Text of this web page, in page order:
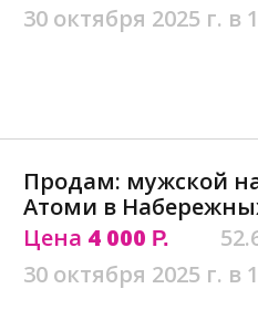
30 октября 2025 г. в
Продам: мужской
Атоми в
Цена 4 000 Р.
30 октября 2025 г. в